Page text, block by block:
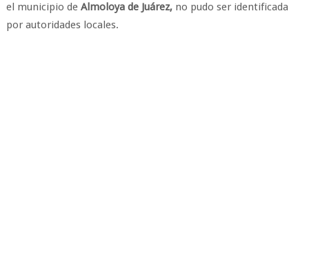
el municipio de Almoloya de Juárez,no pudo ser identificada
por autoridades locales.